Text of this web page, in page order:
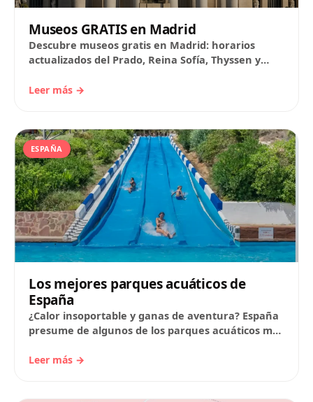
Museos GRATIS en Madrid
Descubre museos gratis en Madrid: horarios
actualizados del Prado, Reina Sofía, Thyssen y
domingo/lunes/sábado, mapas y consejos.
Leer más →
ESPAÑA
Los mejores parques acuáticos de
España
¿Calor insoportable y ganas de aventura? España
presume de algunos de los parques acuáticos más
acuático…
Leer más →